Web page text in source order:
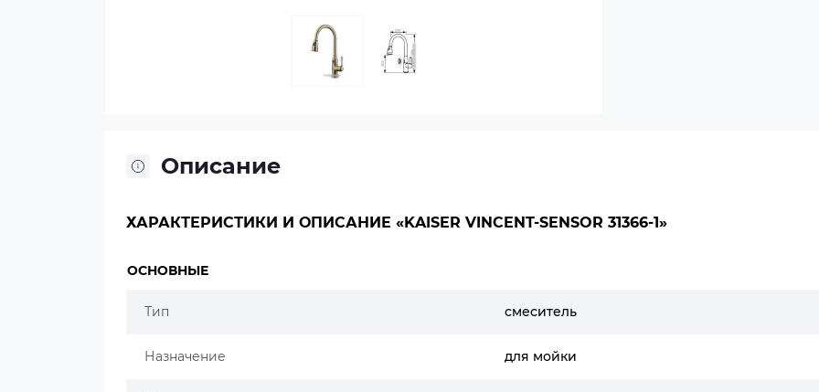
Описание
ХАРАКТЕРИСТИКИ И ОПИСАНИЕ «KAISER VINCENT-SENSOR 31366-1»
ОСНОВНЫЕ
Тип смеситель
Назначение для мойки